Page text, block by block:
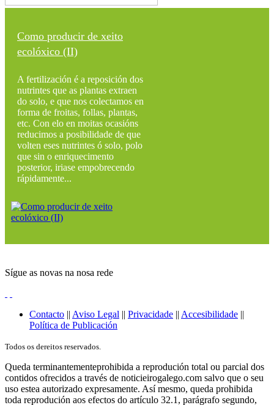
Como producir de xeito
ecolóxico (II)
A fertilización é a reposición dos
nutrintes que as plantas extraen
do solo, e que nos colectamos en
forma de froitas, follas, plantas,
etc. Con elo en moitas ocasións
reducimos a posibilidade de que
volten eses nutrintes ó solo, polo
que sin o enriquecimento
posterior, iriase empobrecendo
rápidamente...
Sígue as novas na nosa rede
Contacto || Aviso Legal || Privacidade || Accesibilidade ||
Política de Publicación
Todos os dereitos reservados.
Queda terminantementeprohibida a reprodución total ou parcial dos
contidos ofrecidos a través de noticieirogalego.com salvo que o seu
uso estea autorizado expresamente. Así mesmo, queda prohibida
toda reprodución aos efectos do artículo 32.1, parágrafo segundo,